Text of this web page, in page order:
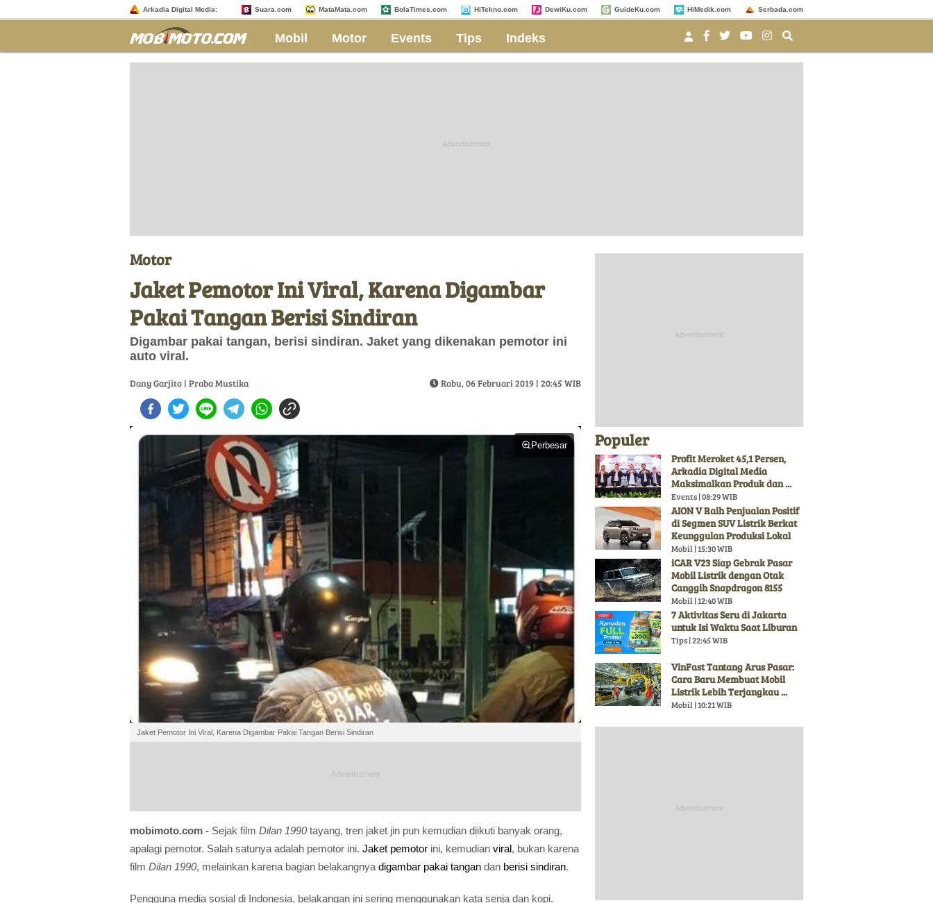
Arkadia Digital Media: Suara.com MataMata.com BolaTimes.com HiTekno.com DewiKu.com GuideKu.com HiMedik.com Serbada.com
Mobil Motor Events Tips Indeks
Motor
Jaket Pemotor Ini Viral, Karena Digambar
Pakai Tangan Berisi Sindiran
Digambar pakai tangan, berisi sindiran. Jaket yang dikenakan pemotor ini
auto viral.
Dany Garjito | Praba Mustika Rabu, 06 Februari 2019 | 20:45 WIB
Perbesar
Jaket Pemotor Ini Viral, Karena Digambar Pakai Tangan Berisi Sindiran
mobimoto.com - Sejak film Dilan 1990tayang, tren jaket jin pun kemudian diikuti banyak orang,
apalagi pemotor. Salah satunya adalah pemotor ini. Jaket pemotor ini, kemudian viral, bukan karena
film Dilan 1990, melainkan karena bagian belakangnya digambar pakai tangan dan berisi sindiran.
Pengguna media sosial di Indonesia, belakangan ini sering menggunakan kata senja dan kopi.
Populer
Profit Meroket 45,1 Persen,
Arkadia Digital Media
Maksimalkan Produk dan ...
Events | 08:29 WIB
AION V Raih Penjualan Positif
di Segmen SUV Listrik Berkat
Keunggulan Produksi Lokal
Mobil | 15:30 WIB
iCAR V23 Siap Gebrak Pasar
Mobil Listrik dengan Otak
Canggih Snapdragon 8155
Mobil | 12:40 WIB
7 Aktivitas Seru di Jakarta
untuk Isi Waktu Saat Liburan
Tips | 22:45 WIB
VinFast Tantang Arus Pasar:
Cara Baru Membuat Mobil
Listrik Lebih Terjangkau ...
Mobil | 10:21 WIB